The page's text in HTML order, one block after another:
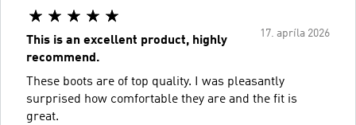
17. apríla 2026
This is an excellent product, highly
recommend.
These boots are of top quality. I was pleasantly
surprised how comfortable they are and the fit is
great.